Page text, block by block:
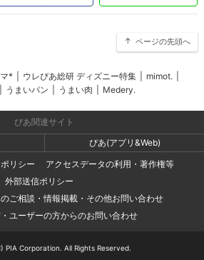
ページの先頭へ
* ウレぴあ総研 ディズニー特集 mimot.
うまいパン うまい肉 Medery.
ぴあ関連サイト
ぴあ(アプリ&Web)
リシー
アクセスデータの利用・著作権等
外部送信ポリシー
ご相談・情報掲載・その他お問い合わせ
ユーザーの方からのお問い合わせ
PIA Corporation. All Rights Reserved.